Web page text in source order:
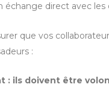
direct avec les
que vos
:
: ils doivent être